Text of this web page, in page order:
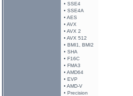
• SSE4
• SSE4A
• AES
• AVX
• AVX 2
• AVX 512
• BMI1, BMI2
• SHA
• F16C
• FMA3
• AMD64
• EVP
• AMD-V
• Precision